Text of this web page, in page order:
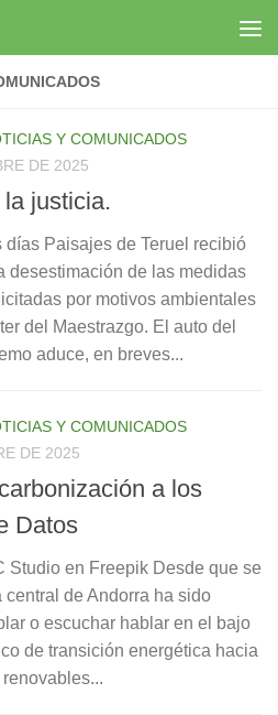
Y COMUNICADOS
DE 2025
justicia.
días Paisajes de Teruel recibió
desestimación de las medidas
por motivos ambientales
del Maestrazgo. El auto del
aduce, en breves...
Y COMUNICADOS
DE 2025
a los
Datos
Studio en Freepik Desde que se
central de Andorra ha sido
o escuchar hablar en el bajo
de transición energética hacia